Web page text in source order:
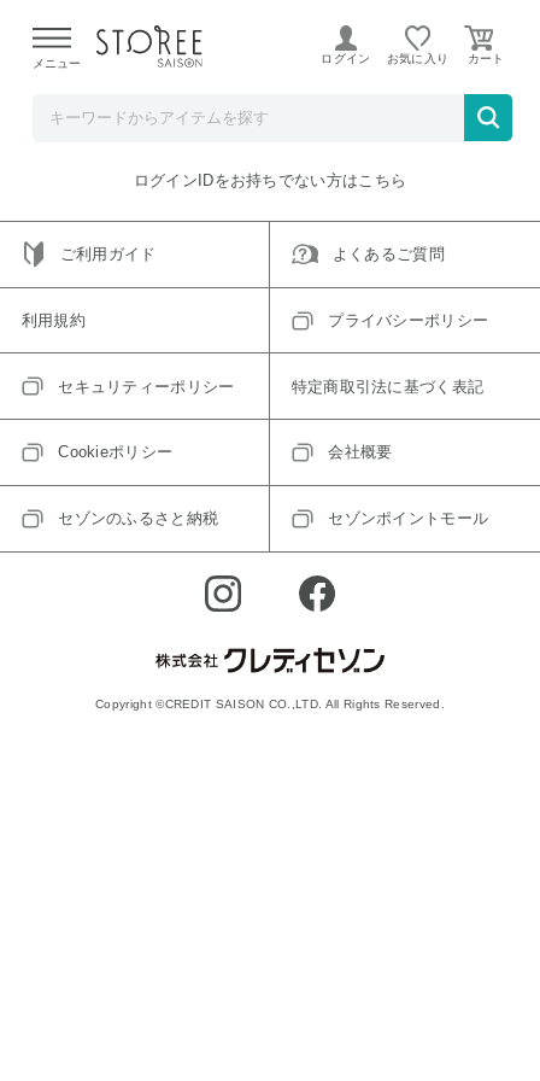
よる配送遅延が発生しております。
メニュー ログイン お気に入り
ご指定のアイテムは取り扱い終了、またはただいま取り扱い
トップへ戻る
ログインIDをお持ちでない方はこちら
ご利用ガイド よくあるご質問
利用規約 プライバシーポリシー
セキュリティーポリシー 特定商取引法に基づく表記
Cookieポリシー 会社概要
セゾンのふるさと納税 セゾンポイントモール
Copyright ©CREDIT SAISON CO.,LTD. All Rights Reserved.